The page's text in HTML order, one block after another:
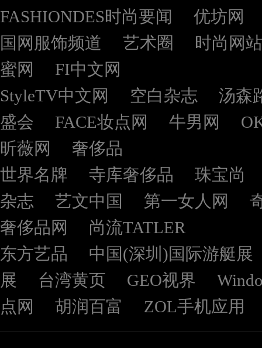
FASHIONDES时尚要闻
优坊网
国网服饰频道
艺术圈
时尚网站
蜜网
FI中文网
StyleTV中文网
空白杂志
汤森
盛会
FACE妆点网 牛男网
昕薇网
奢侈品
世界名牌
寺库奢侈品
珠宝尚
杂志
艺文中国 第一女人网
奢侈品网
尚流TATLER
东方艺品
中国(深圳)国际游艇展
展
台湾黄页 GEO视界
点网
胡润百富 ZOL手机应用